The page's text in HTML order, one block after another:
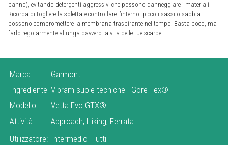
panno), evitando detergenti aggressivi che possono danneggiare i materiali.
Ricorda di togliere la soletta e controllare l’interno: piccoli sassi o sabbia
possono compromettere la membrana traspirante nel tempo. Basta poco, ma
farlo regolarmente allunga davvero la vita delle tue scarpe.
Marca
Garmont
Ingrediente Vibram suole tecniche - Gore-Tex® -
Modello:
Vetta Evo GTX®
Attività:
Approach, Hiking, Ferrata
Utilizzatore: Intermedio Tutti